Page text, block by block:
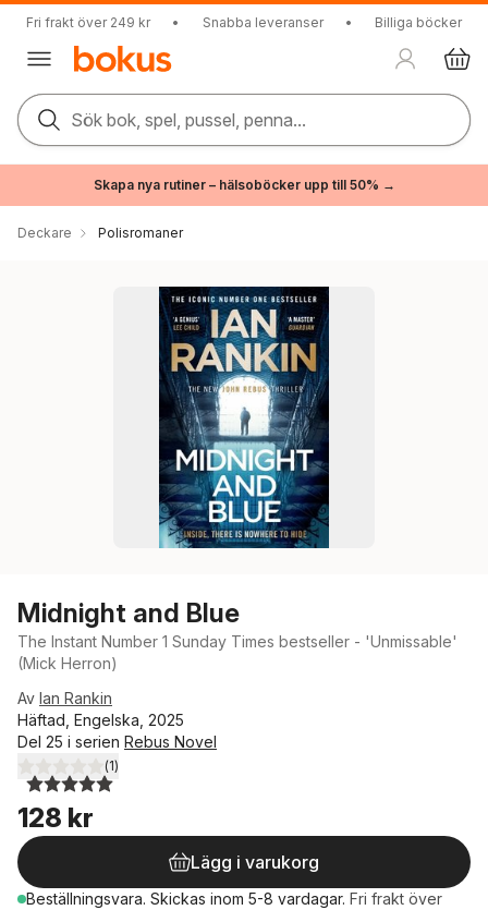
Fri frakt över 249 kr • Snabba leveranser • Billiga böcker
Sök bok, spel, pussel, penna...
Skapa nya rutiner – hälsoböcker upp till 50% →
Deckare Polisromaner
Midnight and Blue
The Instant Number 1 Sunday Times bestseller - 'Unmissable'
(Mick Herron)
Av Ian Rankin
Häftad, Engelska, 2025
Del 25 i serien Rebus Novel
5,0utav 5 stjärnor. Totalt antal röster:
(1)
128 kr
Lägg i varukorg
Beställningsvara. Skickas inom 5-8 vardagar. Fri frakt över